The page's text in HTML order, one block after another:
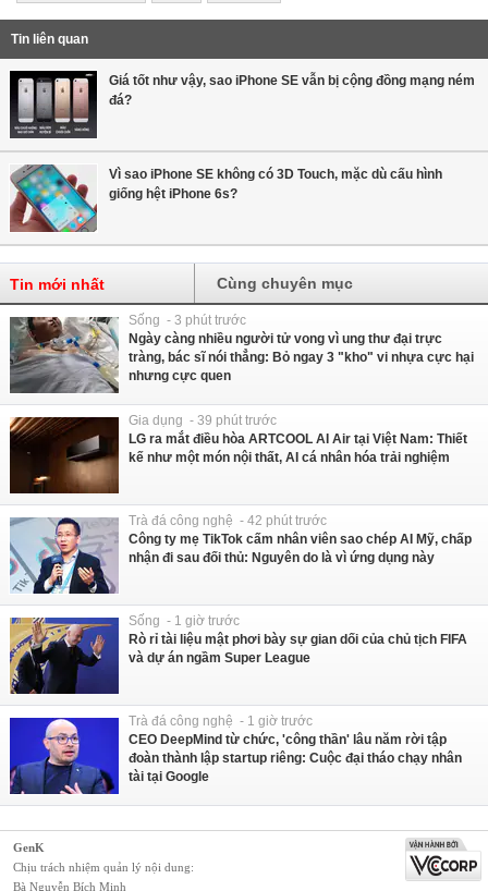
Tin liên quan
Giá tốt như vậy, sao iPhone SE vẫn bị cộng đồng mạng ném
đá?
Vì sao iPhone SE không có 3D Touch, mặc dù cấu hình
giống hệt iPhone 6s?
Tin mới nhất Cùng chuyên mục
Sống - 3 phút trước
Ngày càng nhiều người tử vong vì ung thư đại trực
tràng, bác sĩ nói thẳng: Bỏ ngay 3 "kho" vi nhựa cực hại
nhưng cực quen
Gia dụng - 39 phút trước
LG ra mắt điều hòa ARTCOOL AI Air tại Việt Nam: Thiết
kế như một món nội thất, AI cá nhân hóa trải nghiệm
Trà đá công nghệ - 42 phút trước
Công ty mẹ TikTok cấm nhân viên sao chép AI Mỹ, chấp
nhận đi sau đối thủ: Nguyên do là vì ứng dụng này
Sống - 1 giờ trước
Rò rỉ tài liệu mật phơi bày sự gian dối của chủ tịch FIFA
và dự án ngầm Super League
Trà đá công nghệ - 1 giờ trước
CEO DeepMind từ chức, 'công thần' lâu năm rời tập
đoàn thành lập startup riêng: Cuộc đại tháo chạy nhân
tài tại Google
GenK
Chịu trách nhiệm quản lý nội dung:
Bà Nguyễn Bích Minh